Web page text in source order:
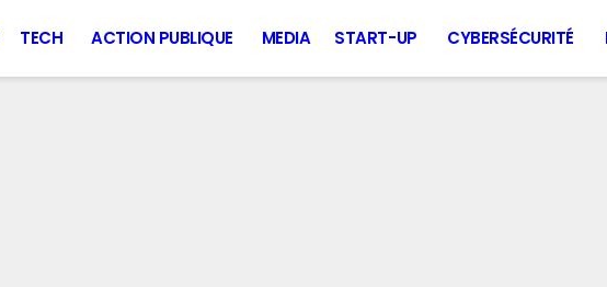
TECH ACTION PUBLIQUE MEDIA START-UP CYBERSÉCURITÉ